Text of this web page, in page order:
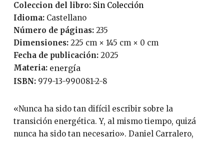
Coleccion del libro:
Sin Colección
Idioma:
Castellano
Número de páginas:
235
Dimensiones: 225 cm × 145 cm × 0 cm
Fecha de publicación:
2025
Materia: energía
ISBN: 979-13-990081-2-8
«Nunca ha sido tan difícil escribir sobre la
transición energética. Y, al mismo tiempo, quizá
nunca ha sido tan necesario». Daniel Carralero,